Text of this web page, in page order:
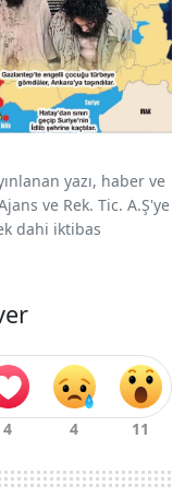
yazı, haber ve
ve Rek. Tic. A.Ş'ye
dahi iktibas